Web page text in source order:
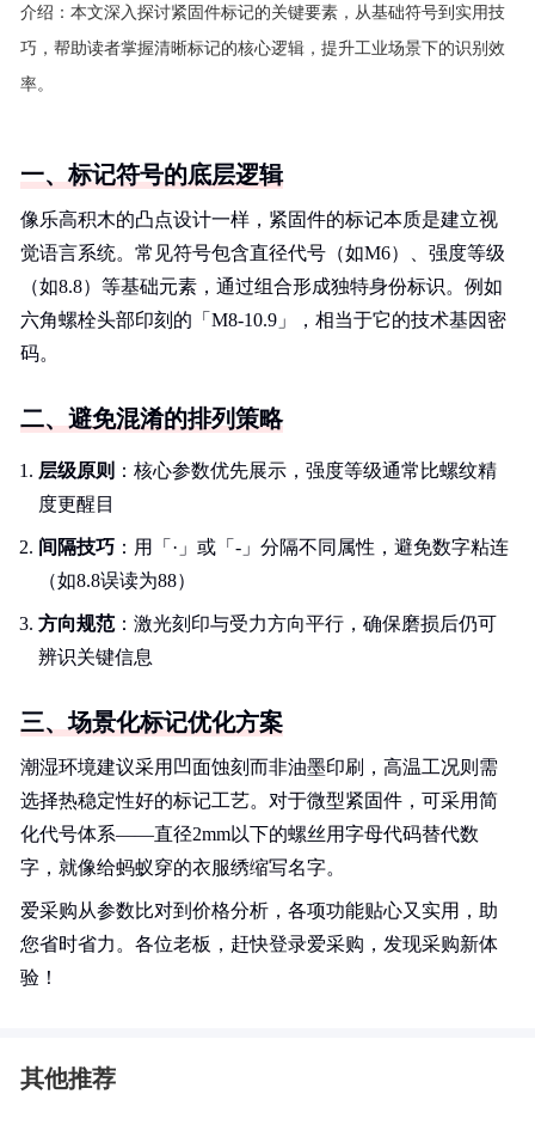
介绍： 本文深入探讨紧固件标记的关键要素，从基础符号到实用技
巧，帮助读者掌握清晰标记的核心逻辑，提升工业场景下的识别效
率。
一、标记符号的底层逻辑
像乐高积木的凸点设计一样，紧固件的标记本质是建立视
觉语言系统。常见符号包含直径代号（如M6）、强度等级
（如8.8）等基础元素，通过组合形成独特身份标识。例如
六角螺栓头部印刻的「M8-10.9」，相当于它的技术基因密
码。
二、避免混淆的排列策略
层级原则 ：核心参数优先展示，强度等级通常比螺纹精
度更醒目
间隔技巧 ：用「·」或「-」分隔不同属性，避免数字粘连
（如8.8误读为88）
方向规范：激光刻印与受力方向平行，确保磨损后仍可
辨识关键信息
三、场景化标记优化方案
潮湿环境建议采用凹面蚀刻而非油墨印刷，高温工况则需
选择热稳定性好的标记工艺。对于微型紧固件，可采用简
化代号体系——直径2mm以下的螺丝用字母代码替代数
字，就像给蚂蚁穿的衣服绣缩写名字。
爱采购从参数比对到价格分析，各项功能贴心又实用，助
您省时省力。各位老板，赶快登录爱采购，发现采购新体
验！
其他推荐